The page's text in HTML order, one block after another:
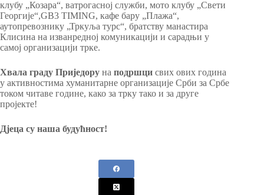
клубу „Козара“, ватрогасној служби, мото клубу „Свети
Георгије“,GB3 TIMING, кафе бару „Плажа“,
аутопревознику „Тркуља турс“, братству манастира
Клисина на изванредној комуникацији и сарадњи у
самој организацији трке.
Хвала граду Приједору на подршци свих ових година
у активностима хуманитарне организације Срби за Србе
током читаве године, како за трку тако и за друге
пројекте!
Дјеца су наша будућност!